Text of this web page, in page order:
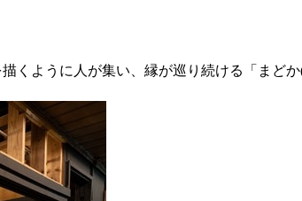
くように人が集い、縁が巡り続ける「まど